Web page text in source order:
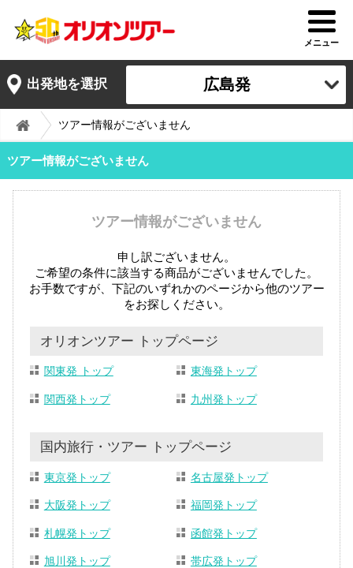
メニュー
出発地を選択 広島発
ツアー情報がございません
ツアー情報がございません
ツアー情報がございません
申し訳ございません。
ご希望の条件に該当する商品がございませんでした。
お手数ですが、下記のいずれかのページから他のツアー
をお探しください。
オリオンツアー トップページ
関東発 トップ 東海発トップ
関西発トップ 九州発トップ
国内旅行・ツアー トップページ
東京発トップ 名古屋発トップ
大阪発トップ 福岡発トップ
札幌発トップ 函館発トップ
旭川発トップ 帯広発トップ